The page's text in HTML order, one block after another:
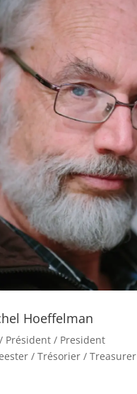
Hoeffelman
Président / President
/ Trésorier / Treasurer